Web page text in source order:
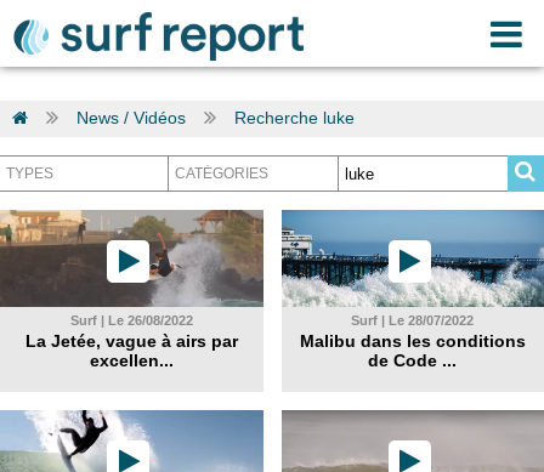
News / Vidéos Recherche luke
Surf | Le 26/08/2022
La Jetée, vague à airs par
excellen...
Surf | Le 28/07/2022
Malibu dans les conditions
de Code ...